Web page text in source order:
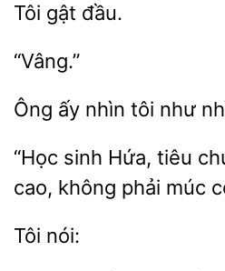
“Vâng.”
Ông tôi như
“Học sinh Hứa, tiêu
cao, không phải